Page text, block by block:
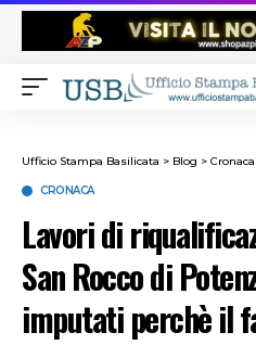
Ufficio Stampa Basilicata > Blog > Cronaca
CRONACA
Lavori di
San Rocco di
imputati perchè il